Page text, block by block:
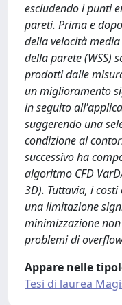
escludendo i punti
pareti. Prima e
della velocità
della parete (WSS)
prodotti dalle
un miglioramento
in seguito
suggerendo una
condizione al
successivo ha
algoritmo CFD
3D). Tuttavia, i
una limitazione
minimizzazione
problemi di
Appare nelle
Tesi di laurea